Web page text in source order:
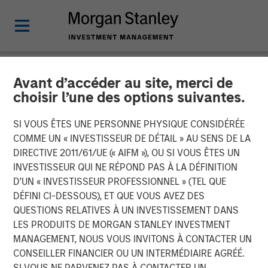
Avant d’accéder au site, merci de
choisir l’une des options suivantes.
SI VOUS ÊTES UNE PERSONNE PHYSIQUE CONSIDÉRÉE
COMME UN « INVESTISSEUR DE DÉTAIL » AU SENS DE LA
DIRECTIVE 2011/61/UE (« AIFM »), OU SI VOUS ÊTES UN
INVESTISSEUR QUI NE RÉPOND PAS À LA DÉFINITION
D’UN « INVESTISSEUR PROFESSIONNEL » (TEL QUE
DÉFINI CI-DESSOUS), ET QUE VOUS AVEZ DES
QUESTIONS RELATIVES À UN INVESTISSEMENT DANS
LES PRODUITS DE MORGAN STANLEY INVESTMENT
MANAGEMENT, NOUS VOUS INVITONS À CONTACTER UN
CONSEILLER FINANCIER OU UN INTERMÉDIAIRE AGRÉÉ.
NEWSROOM
Fund managed by Morgan
Stanley PE Asia Invests Rs
152 crore in Manna Foods
10 JANVIER 2018